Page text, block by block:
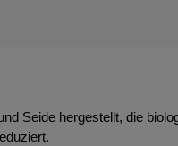
Seide hergestellt, die